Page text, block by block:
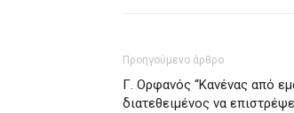
Προηγούμενο άρθρο
Γ. Ορφανός “Κανένας από
διατεθειμένος να